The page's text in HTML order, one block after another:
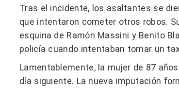
Tras el incidente, los asaltantes se
que intentaron cometer otros robos.
esquina de Ramón Massini y Benito
policía cuando intentaban tomar un
Lamentablemente, la mujer de 87
día siguiente. La nueva imputación